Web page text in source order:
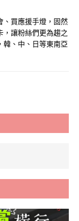
、買應援手燈，固然
讓粉絲們更為趨之
韓、中、日等東南亞